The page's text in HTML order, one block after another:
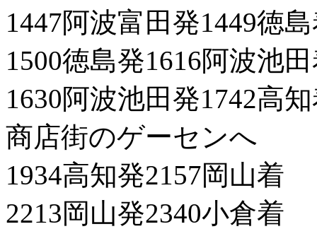
1447阿波富田発1449徳
1500徳島発1616阿波池
1630阿波池田発1742高
商店街のゲーセンへ
1934高知発2157岡山着
2213岡山発2340小倉着